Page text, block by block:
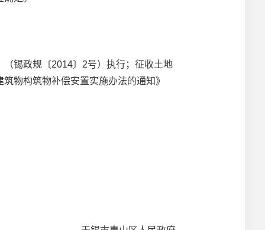
锡政规〔2014〕2号）执行；征收土地
物构筑物补偿安置实施办法的通知》